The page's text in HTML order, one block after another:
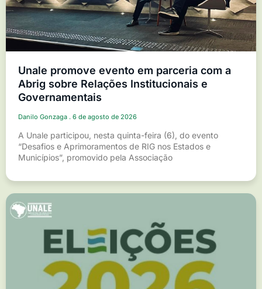
Unale promove evento em parceria com a
Abrig sobre Relações Institucionais e
Governamentais
Danilo Gonzaga 6 de agosto de 2026
A Unale participou, nesta quinta-feira (6), do evento
“Desafios e Aprimoramentos de RIG nos Estados e
Municípios”, promovido pela Associação